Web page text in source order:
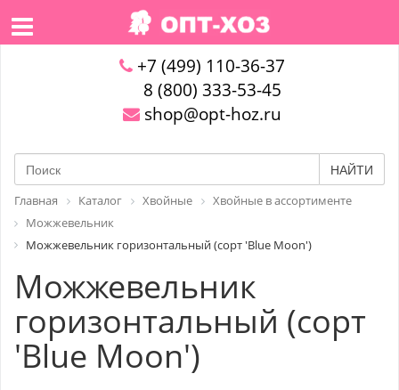
+7 (499) 110-36-37
8 (800) 333-53-45
shop@opt-hoz.ru
НАЙТИ
Главная Каталог Хвойные
Хвойные в ассортименте
Можжевельник
Можжевельник горизонтальный (сорт 'Blue Moon')
Можжевельник
горизонтальный (сорт
'Blue Moon')